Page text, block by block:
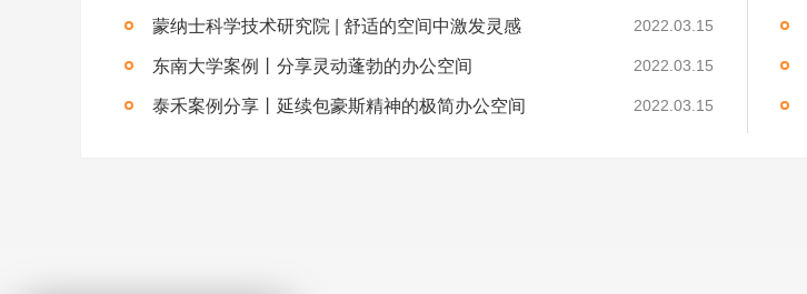
蒙纳士科学技术研究院 | 舒适的空间中激发灵感 2022.03.15
东南大学案例丨分享灵动蓬勃的办公空间 2022.03.15
泰禾案例分享丨延续包豪斯精神的极简办公空间 2022.03.15